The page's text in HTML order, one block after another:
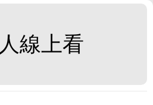
線上看